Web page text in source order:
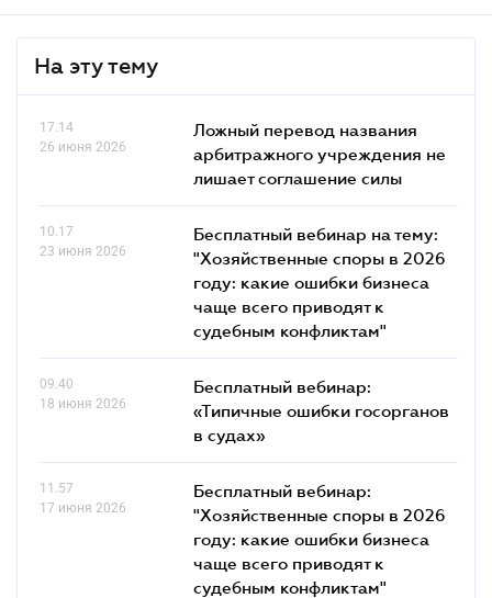
На эту тему
17.14
26 июня 2026
Ложный перевод названия
арбитражного учреждения не
лишает соглашение силы
10.17
23 июня 2026
Бесплатный вебинар на тему:
"Хозяйственные споры в 2026
году: какие ошибки бизнеса
чаще всего приводят к
судебным конфликтам"
09.40
18 июня 2026
Бесплатный вебинар:
«Типичные ошибки госорганов
в судах»
11.57
17 июня 2026
Бесплатный вебинар:
"Хозяйственные споры в 2026
году: какие ошибки бизнеса
чаще всего приводят к
судебным конфликтам"